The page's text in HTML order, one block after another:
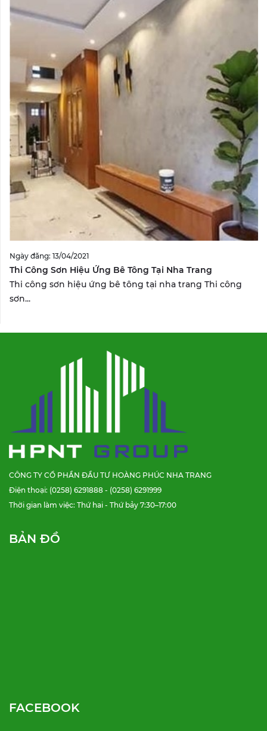
Ngày đăng: 13/04/2021
Thi Công Sơn Hiệu Ứng Bê Tông Tại Nha Trang
Thi công sơn hiệu ứng bê tông tại nha trang Thi công
sơn...
CÔNG TY CỔ PHẦN ĐẦU TƯ HOÀNG PHÚC NHA TRANG
Điện thoại: (0258) 6291888 - (0258) 6291999
Thời gian làm việc: Thứ hai - Thứ bảy 7:30–17:00
BẢN ĐỒ
FACEBOOK